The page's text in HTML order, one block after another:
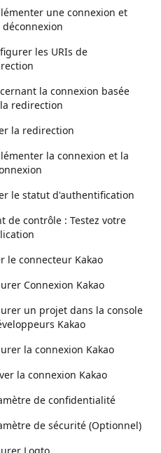
une connexion et
déconnexion
les URIs de
la connexion basée
redirection
la redirection
la connexion et la
le statut d'authentification
de contrôle : Testez votre
le connecteur Kakao
Connexion Kakao
un projet dans la console
Kakao
la connexion Kakao
la connexion Kakao
de confidentialité
de sécurité (Optionnel)